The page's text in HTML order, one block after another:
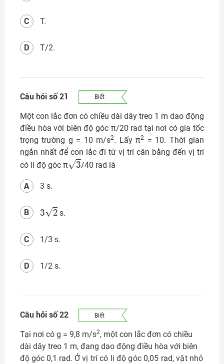
T.
C
T/2.
D
Câu hỏi số 21 Biết
Một con lắc đơn có chiều dài dây treo 1 m dao động
điều hòa với biên độ góc π/20 rad tại nơi có gia tốc
trọng trường g = 10 m/s2. Lấy π2 = 10. Thời gian
ngắn nhất để con lắc đi từ vị trí cân bằng đến vị trí
có li độ góc π
/40 rad là
3 s.
A
3
s.
B
1/3 s.
C
1/2 s.
D
Câu hỏi số 22 Biết
Tại nơi có g = 9,8 m/s2, một con lắc đơn có chiều
dài dây treo 1 m, đang dao động điều hòa với biên
độ góc 0,1 rad. Ở vị trí có li độ góc 0,05 rad, vật nhỏ